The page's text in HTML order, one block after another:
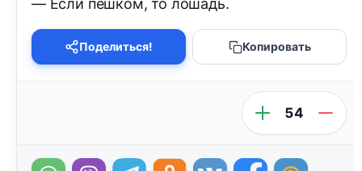
— Если пешком, то лошадь.
Поделиться! Копировать
54